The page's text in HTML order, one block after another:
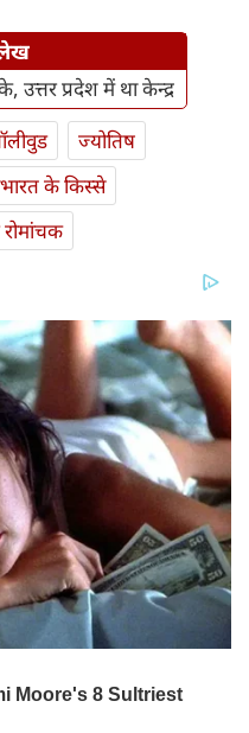
प्रदेश में था केन्द्र
ज्योतिष
के किस्से